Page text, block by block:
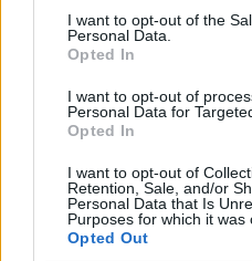
consent section.
I want to opt-out of the
Personal Data.
Opted In
I want to opt-out of
Personal Data for
Opted In
I want to opt-out of
Retention, Sale, and/or
Personal Data that Is
Purposes for which it was
Opted Out
muchas opciones de debutar
opción, ya que parece que el
el entrenador pese a su
Aubameyang también podría
su inactividad, Luuk de Jong
titular en la posición de
Top Estadísticas: los
jornadas